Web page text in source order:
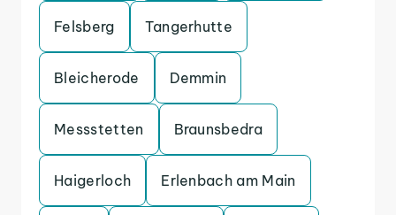
Felsberg Tangerhutte
Bleicherode Demmin
Messstetten Braunsbedra
Haigerloch Erlenbach am Main